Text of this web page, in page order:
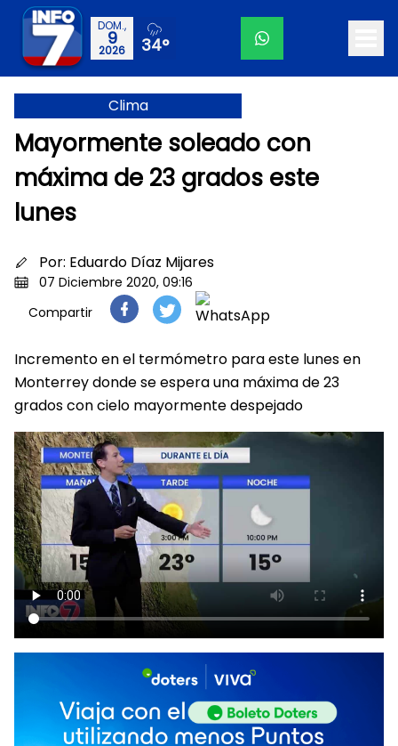
DOM.,
9
2026 34°
Clima
Mayormente soleado con
máxima de 23 grados este
lunes
Por: Eduardo Díaz Mijares
07 Diciembre 2020, 09:16
Compartir
Incremento en el termómetro para este lunes en
Monterrey donde se espera una máxima de 23
grados con cielo mayormente despejado